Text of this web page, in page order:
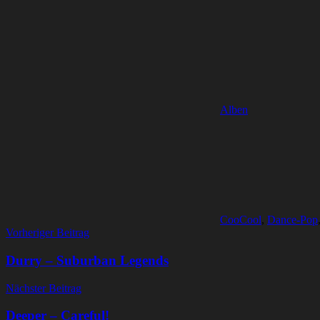
Alben
CooCool, Dance-Pop,
Beitragsnavigation
Vorheriger Beitrag
Durry – Suburban Legends
Nächster Beitrag
Deeper – Careful!